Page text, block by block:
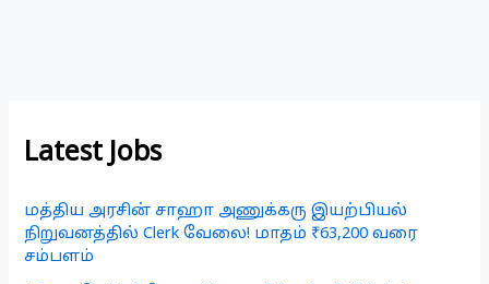
Latest Jobs
மத்திய அரசின் சாஹா அணுக்கரு இயற்பியல்
நிறுவனத்தில் Clerk வேலை! மாதம் ₹63,200 வரை
சம்பளம்